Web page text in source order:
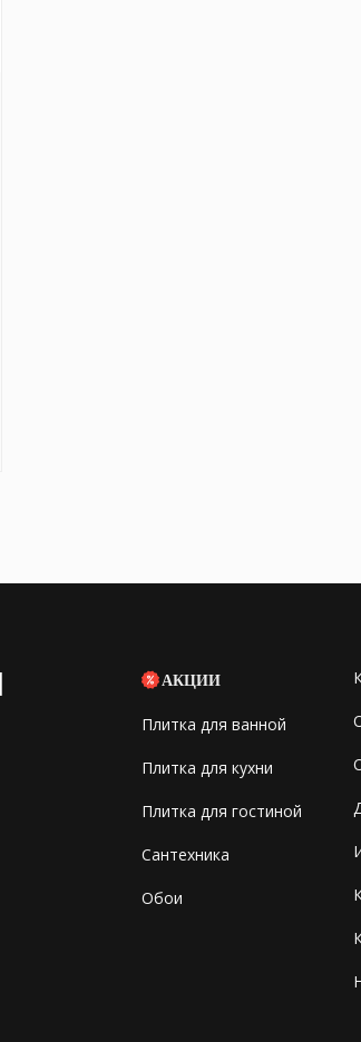
АКЦИИ
Плитка для ванной
Плитка для кухни
Плитка для гостиной
Сантехника
Обои